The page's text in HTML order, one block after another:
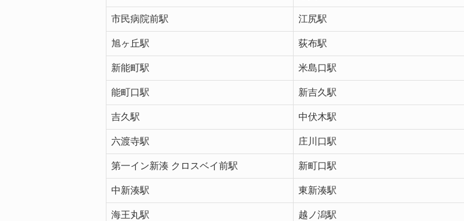
市民病院前駅 江尻駅
旭ヶ丘駅 荻布駅
新能町駅 米島口駅
能町口駅 新吉久駅
吉久駅 中伏木駅
六渡寺駅 庄川口駅
第一イン新湊 クロスベイ前駅 新町口駅
中新湊駅 東新湊駅
海王丸駅 越ノ潟駅